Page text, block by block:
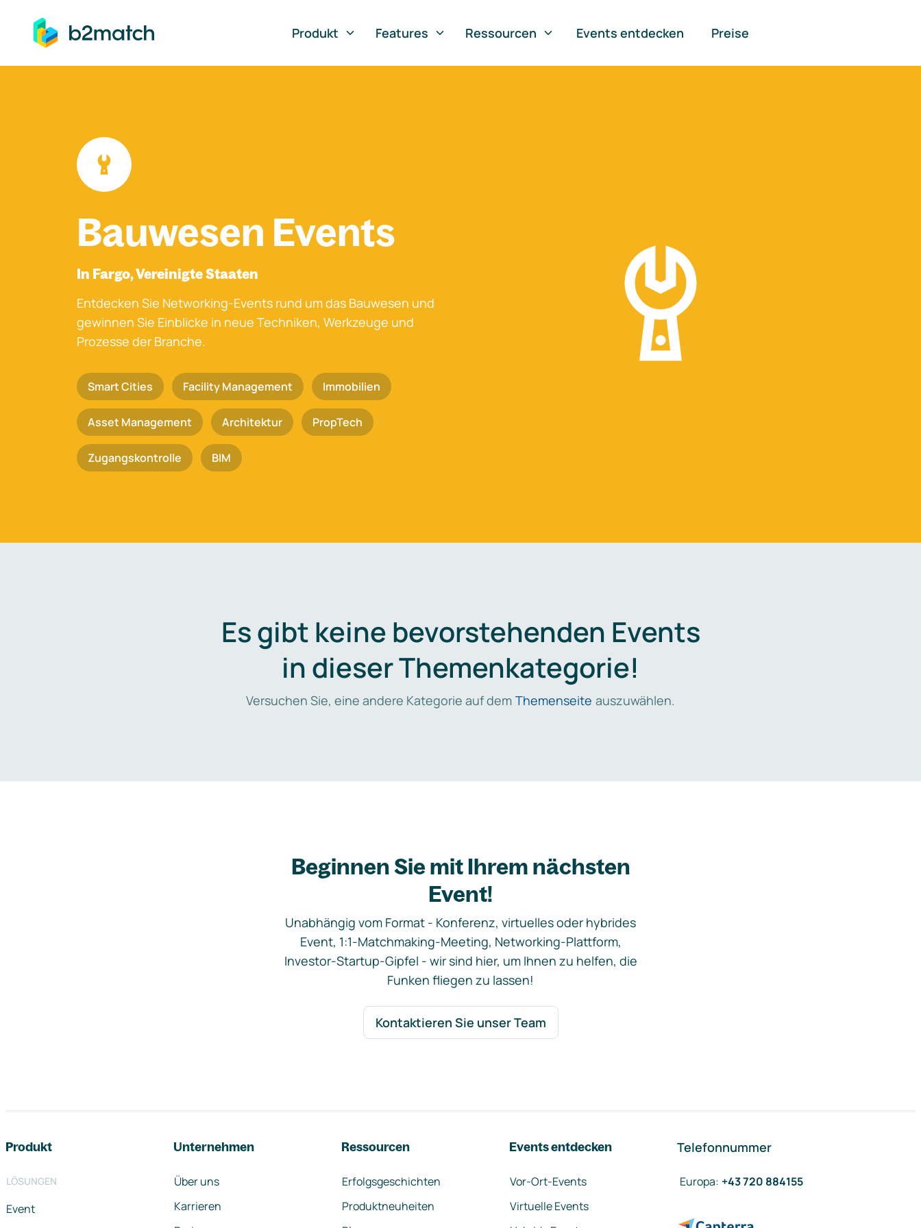
springen
Produkt
Features Ressourcen Events entdecken Preise
Bauwesen Events
In Fargo, Vereinigte Staaten
Entdecken Sie Networking-Events rund um das Bauwesen und
gewinnen Sie Einblicke in neue Techniken, Werkzeuge und
Prozesse der Branche.
Smart Cities Facility Management Immobilien
Asset Management Architektur PropTech
Zugangskontrolle BIM
Es gibt keine bevorstehenden Events
in dieser Themenkategorie!
Versuchen Sie, eine andere Kategorie auf dem Themenseite auszuwählen.
Beginnen Sie mit Ihrem nächsten
Event!
Unabhängig vom Format - Konferenz, virtuelles oder hybrides
Event, 1:1-Matchmaking-Meeting, Networking-Plattform,
Investor-Startup-Gipfel - wir sind hier, um Ihnen zu helfen, die
Funken fliegen zu lassen!
Kontaktieren Sie unser Team
Produkt
LÖSUNGEN
Event
Unternehmen
Über uns
Karrieren
Ressourcen
Erfolgsgeschichten
Produktneuheiten
Events entdecken
Vor-Ort-Events
Virtuelle Events
Telefonnummer
Europa: +43 720 884155